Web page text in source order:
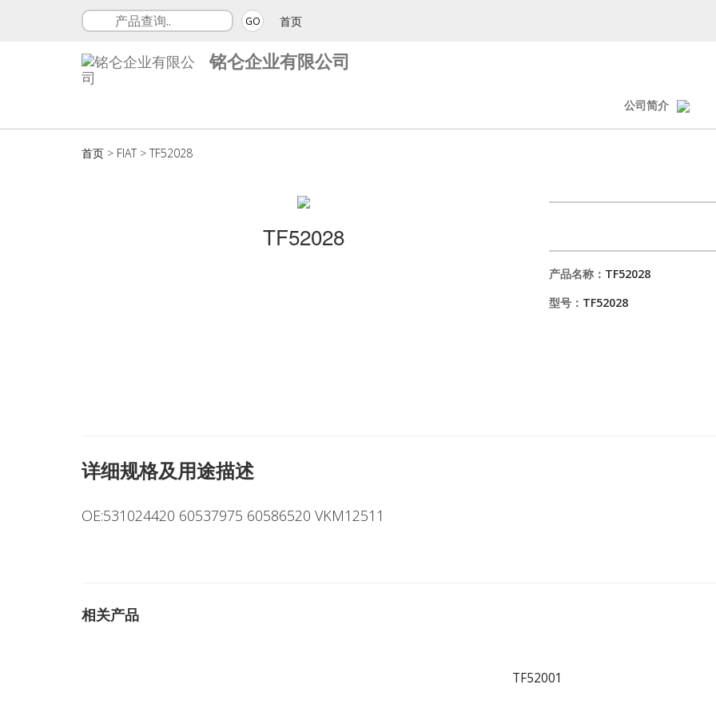
GO 首页
铭仑企业有限公司
公司简介
首页 > FIAT > TF52028
TF52028
产品名称： TF52028
型号： TF52028
详细规格及用途描述
OE:531024420 60537975 60586520 VKM12511
相关产品
TF52001